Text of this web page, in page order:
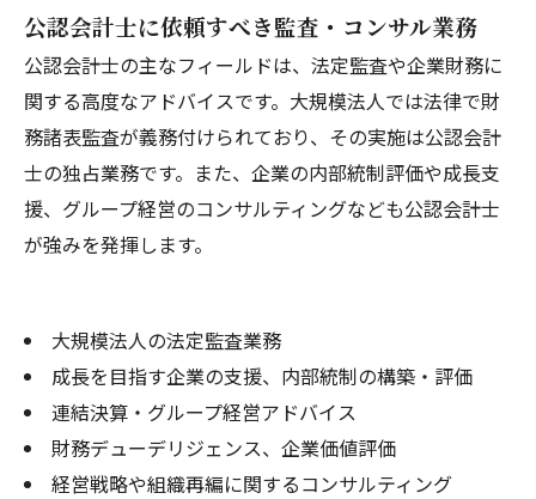
公認会計士に依頼すべき監査・コンサル業務
公認会計士の主なフィールドは、法定監査や企業財務に
関する高度なアドバイスです。大規模法人では法律で財
務諸表監査が義務付けられており、その実施は公認会計
士の独占業務です。また、企業の内部統制評価や成長支
援、グループ経営のコンサルティングなども公認会計士
が強みを発揮します。
大規模法人の法定監査業務
成長を目指す企業の支援、内部統制の構築・評価
連結決算・グループ経営アドバイス
財務デューデリジェンス、企業価値評価
経営戦略や組織再編に関するコンサルティング